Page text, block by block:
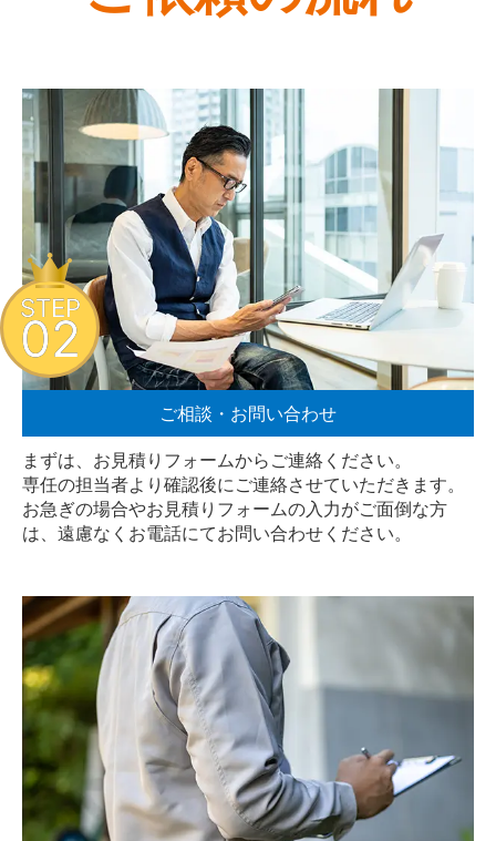
ご相談・お問い合わせ
まずは、お見積りフォームからご連絡ください。
専任の担当者より確認後にご連絡させていただきます。
お急ぎの場合やお見積りフォームの入力がご面倒な方
は、遠慮なく お電話にてお問い合わせください。
STEP
02